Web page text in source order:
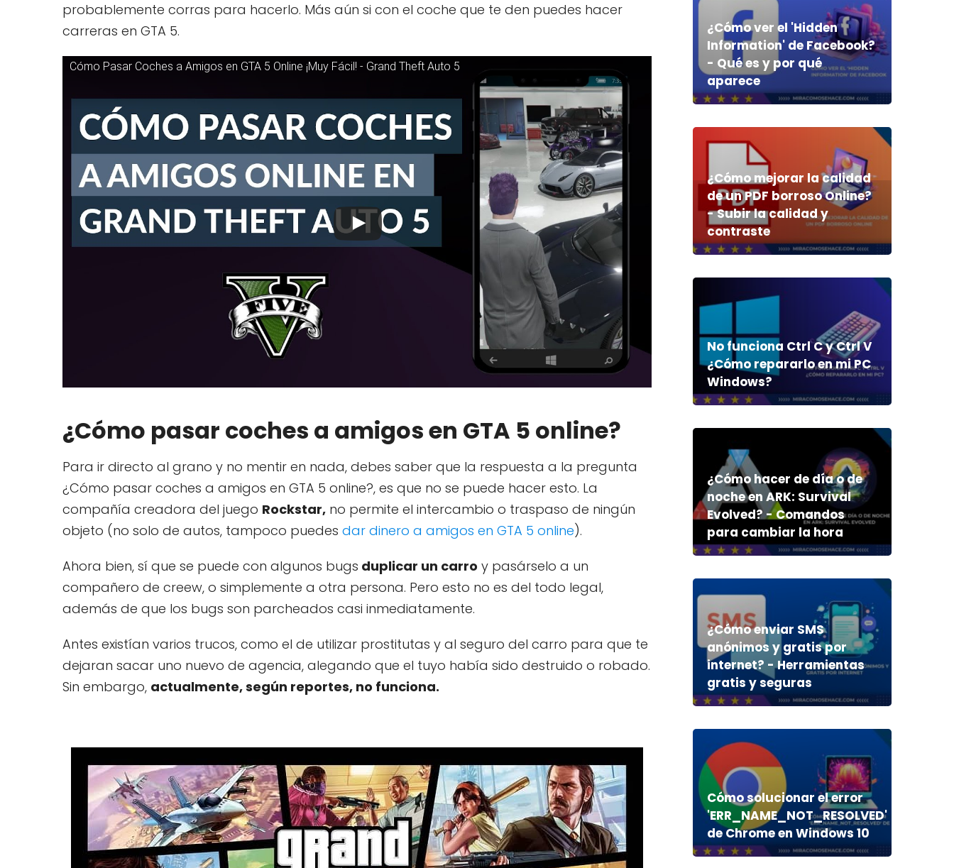
probablemente corras para hacerlo. Más aún si con el coche que te den puedes hacer
carreras en GTA 5.
Cómo Pasar Coches a Amigos en GTA 5 Online ¡Muy Fácil! - Grand Theft Auto 5
¿Cómo pasar coches a amigos en GTA 5 online?
Para ir directo al grano y no mentir en nada, debes saber que la respuesta a la pregunta
¿Cómo pasar coches a amigos en GTA 5 online?, es que no se puede hacer esto. La
compañía creadora del juego Rockstar, no permite el intercambio o traspaso de ningún
objeto (no solo de autos, tampoco puedes dar dinero a amigos en GTA 5 online).
Ahora bien, sí que se puede con algunos bugs duplicar un carro y pasárselo a un
compañero de creew, o simplemente a otra persona. Pero esto no es del todo legal,
además de que los bugs son parcheados casi inmediatamente.
Antes existían varios trucos, como el de utilizar prostitutas y al seguro del carro para que te
dejaran sacar uno nuevo de agencia, alegando que el tuyo había sido destruido o robado.
Sin embargo, actualmente, según reportes, no funciona.
¿Cómo ver el 'Hidden
Information' de Facebook?
- Qué es y por qué
aparece
¿Cómo mejorar la calidad
de un PDF borroso Online?
- Subir la calidad y
contraste
No funciona Ctrl C y Ctrl V
¿Cómo repararlo en mi PC
Windows?
¿Cómo hacer de día o de
noche en ARK: Survival
Evolved? - Comandos
para cambiar la hora
¿Cómo enviar SMS
anónimos y gratis por
internet? - Herramientas
gratis y seguras
Cómo solucionar el error
'ERR_NAME_NOT_RESOLVED'
de Chrome en Windows 10